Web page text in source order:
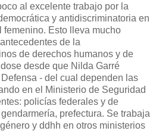
al excelente trabajo por la
y antidiscriminatoria en
femenino. Esto lleva mucho
de la
de derechos humanos y de
desde que Nilda Garré
- del cual dependen las
en el Ministerio de Seguridad
policías federales y de
prefectura. Se trabaja
y ddhh en otros ministerios